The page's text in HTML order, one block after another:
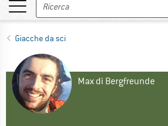
Giacche da sci
Max di Bergfreunde